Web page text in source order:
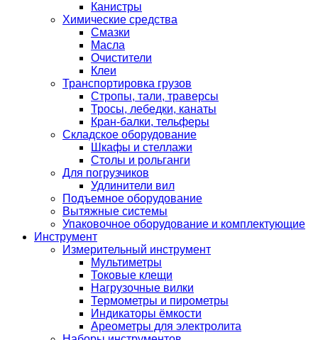
Канистры
Химические средства
Смазки
Масла
Очистители
Клеи
Транспортировка грузов
Стропы, тали, траверсы
Тросы, лебедки, канаты
Кран-балки, тельферы
Складское оборудование
Шкафы и стеллажи
Столы и рольганги
Для погрузчиков
Удлинители вил
Подъемное оборудование
Вытяжные системы
Упаковочное оборудование и комплектующие
Инструмент
Измерительный инструмент
Мультиметры
Токовые клещи
Нагрузочные вилки
Термометры и пирометры
Индикаторы ёмкости
Ареометры для электролита